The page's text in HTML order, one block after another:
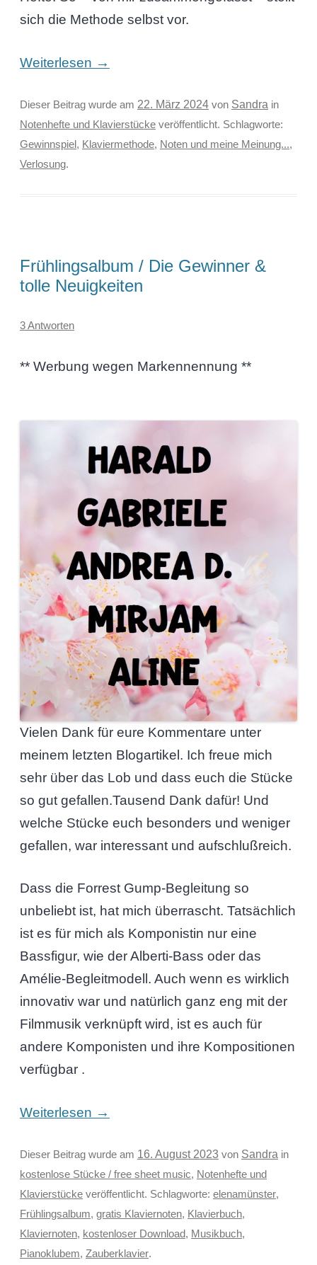
sich die Methode selbst vor.
Weiterlesen →
Dieser Beitrag wurde am 22. März 2024von Sandra in
Notenhefte und Klavierstückeveröffentlicht. Schlagworte:
Gewinnspiel, Klaviermethode, Noten und meine Meinung...,
Verlosung.
Frühlingsalbum / Die Gewinner &
tolle Neuigkeiten
3 Antworten
** Werbung wegen Markennennung **
Vielen Dank für eure Kommentare unter
meinem letzten Blogartikel. Ich freue mich
sehr über das Lob und dass euch die Stücke
so gut gefallen.Tausend Dank dafür! Und
welche Stücke euch besonders und weniger
gefallen, war interessant und aufschlußreich.
Dass die Forrest Gump-Begleitung so
unbeliebt ist, hat mich überrascht. Tatsächlich
ist es für mich als Komponistin nur eine
Bassfigur, wie der Alberti-Bass oder das
Amélie-Begleitmodell. Auch wenn es wirklich
innovativ war und natürlich ganz eng mit der
Filmmusik verknüpft wird, ist es auch für
andere Komponisten und ihre Kompositionen
verfügbar .
Weiterlesen →
Dieser Beitrag wurde am 16. August 2023 von Sandra in
kostenlose Stücke / free sheet music, Notenhefte und
Klavierstückeveröffentlicht. Schlagworte: elenamünster,
Frühlingsalbum, gratis Klaviernoten, Klavierbuch,
Klaviernoten, kostenloser Download, Musikbuch,
Pianoklubem, Zauberklavier.